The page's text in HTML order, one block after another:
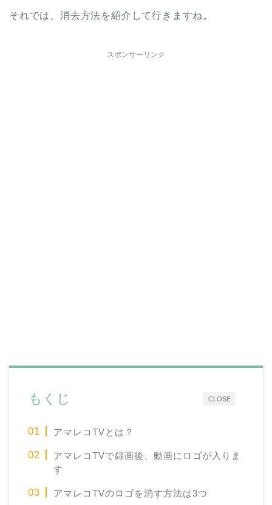
それでは、消去方法を紹介して行きますね。
スポンサーリンク
CLOSE
もくじ
アマレコTVとは？
アマレコTVで録画後、動画にロゴが入りま
す
アマレコTVのロゴを消す方法は3つ